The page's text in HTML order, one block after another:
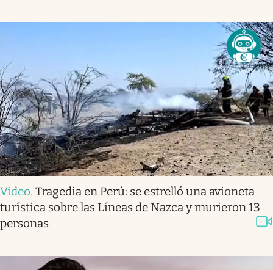
Video. Tragedia en Perú: se estrelló una avioneta
turística sobre las Líneas de Nazca y murieron 13
personas